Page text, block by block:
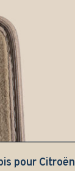
pour Citroën